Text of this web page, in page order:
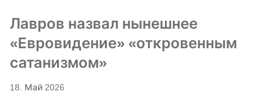
Лавров назвал нынешнее
«Евровидение» «откровенным
сатанизмом»
18. Май 2026